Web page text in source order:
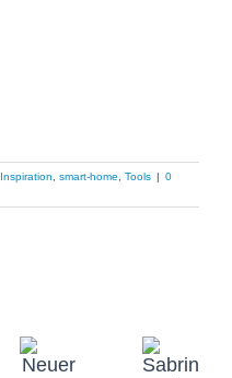
Inspiration smart-home Tools | 0